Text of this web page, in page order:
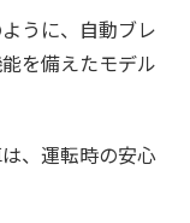
うに、自動ブレ
を備えたモデル
、運転時の安心